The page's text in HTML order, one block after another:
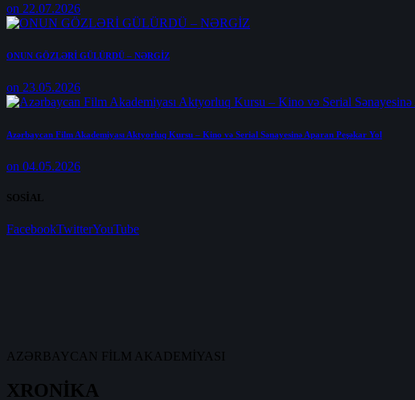
on 22.07.2026
ONUN GÖZLƏRİ GÜLÜRDÜ – NƏRGİZ
on 23.05.2026
Azərbaycan Film Akademiyası Aktyorluq Kursu – Kino və Serial Sənayesinə Aparan Peşəkar Yol
on 04.05.2026
SOSİAL
FacebookTwitterYouTube
AZƏRBAYCAN FİLM AKADEMİYASI
XRONİKA